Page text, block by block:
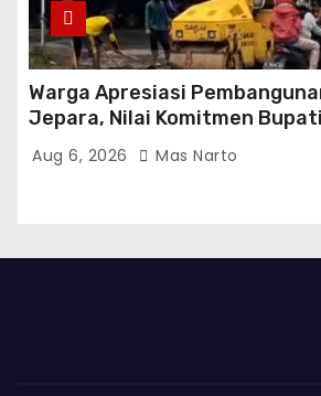
Warga Apresiasi
Jepara, Nilai Komitmen
Tingkatkan Infrastruktur dan
Aug 6, 2026 Mas Narto